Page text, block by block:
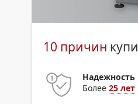
10 причин
Надежность
Более25 лет